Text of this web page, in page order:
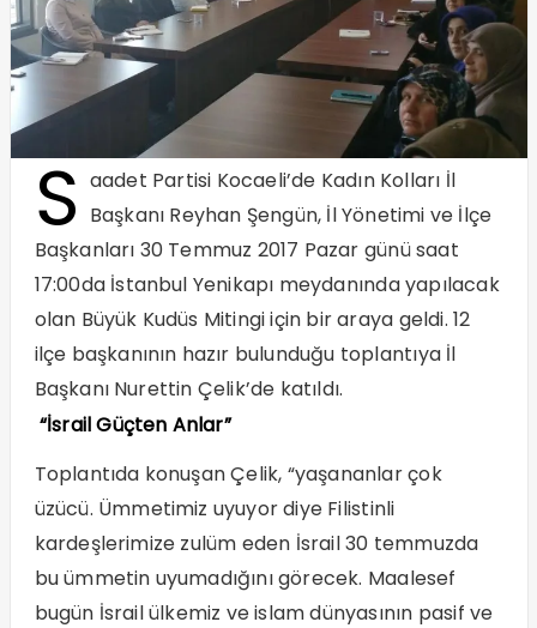
S aadet Partisi Kocaeli’de Kadın Kolları İl
Başkanı Reyhan Şengün, İl Yönetimi ve İlçe
Başkanları 30 Temmuz 2017 Pazar günü saat
17:00da İstanbul Yenikapı meydanında yapılacak
olan Büyük Kudüs Mitingi için bir araya geldi. 12
ilçe başkanının hazır bulunduğu toplantıya İl
Başkanı Nurettin Çelik’de katıldı.
“İsrail Güçten Anlar”
Toplantıda konuşan Çelik, “yaşananlar çok
üzücü. Ümmetimiz uyuyor diye Filistinli
kardeşlerimize zulüm eden İsrail 30 temmuzda
bu ümmetin uyumadığını görecek. Maalesef
bugün İsrail ülkemiz ve islam dünyasının pasif ve